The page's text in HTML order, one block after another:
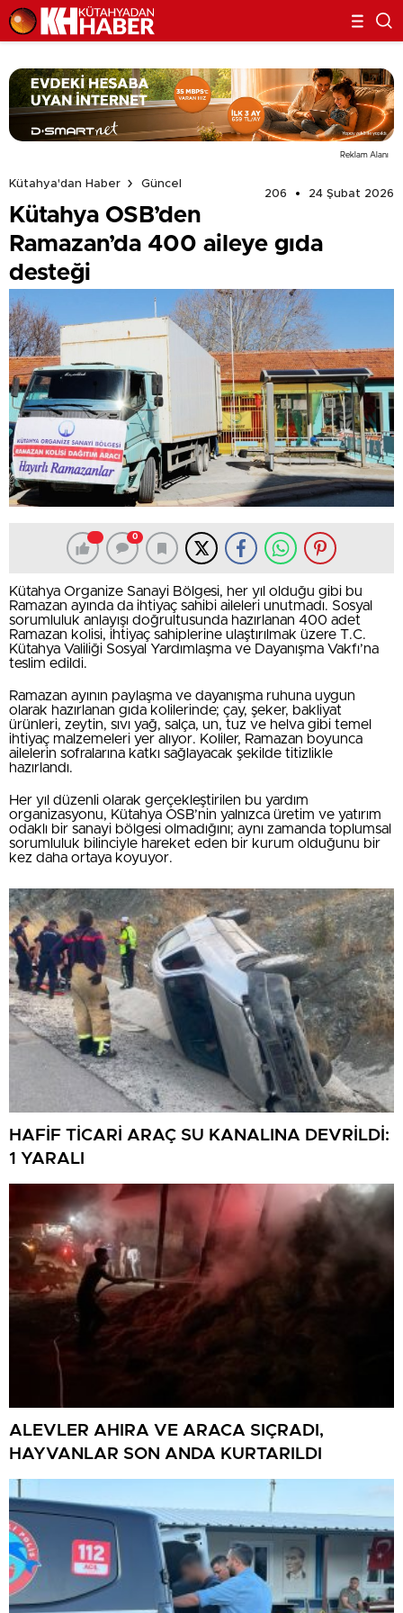
Reklam Alanı
Kütahya'dan Haber
Güncel
206
24 Şubat 2026
Kütahya OSB’den
Ramazan’da 400 aileye gıda
desteği
0
Kütahya Organize Sanayi Bölgesi, her yıl olduğu gibi bu
Ramazan ayında da ihtiyaç sahibi aileleri unutmadı. Sosyal
sorumluluk anlayışı doğrultusunda hazırlanan 400 adet
Ramazan kolisi, ihtiyaç sahiplerine ulaştırılmak üzere T.C.
Kütahya Valiliği Sosyal Yardımlaşma ve Dayanışma Vakfı’na
teslim edildi.
Ramazan ayının paylaşma ve dayanışma ruhuna uygun
olarak hazırlanan gıda kolilerinde; çay, şeker, bakliyat
ürünleri, zeytin, sıvı yağ, salça, un, tuz ve helva gibi temel
ihtiyaç malzemeleri yer alıyor. Koliler, Ramazan boyunca
ailelerin sofralarına katkı sağlayacak şekilde titizlikle
hazırlandı.
Her yıl düzenli olarak gerçekleştirilen bu yardım
organizasyonu, Kütahya OSB’nin yalnızca üretim ve yatırım
odaklı bir sanayi bölgesi olmadığını; aynı zamanda toplumsal
sorumluluk bilinciyle hareket eden bir kurum olduğunu bir
kez daha ortaya koyuyor.
HAFİF TİCARİ ARAÇ SU KANALINA DEVRİLDİ:
1 YARALI
ALEVLER AHIRA VE ARACA SIÇRADI,
HAYVANLAR SON ANDA KURTARILDI